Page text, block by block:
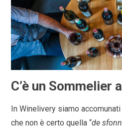
C’è un Sommelier
In Winelivery siamo
che non è certo quella “de